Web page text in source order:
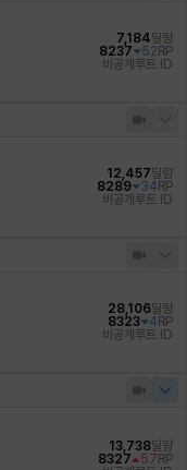
7,184딜량
8237
52 RP
비공개 루트 ID
12,457딜량
8289
34 RP
비공개 루트 ID
28,106딜량
8323
4 RP
비공개 루트 ID
13,738딜량
8327
57 RP